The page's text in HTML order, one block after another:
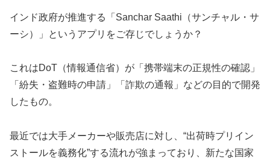
インド政府が推進する「Sanchar Saathi（サンチャル・サ
ーシ）」というアプリをご存じでしょうか？
これはDoT（情報通信省）が「携帯端末の正規性の確認」
「紛失・盗難時の申請」「詐欺の通報」などの目的で開発
したもの。
最近では大手メーカーや販売店に対し、“出荷時プリイン
ストールを義務化”する流れが強まっており、新たな国家